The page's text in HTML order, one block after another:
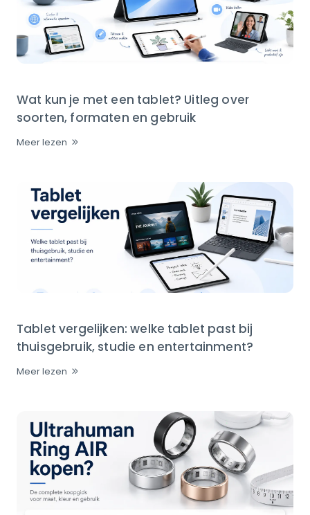
Wat kun je met een tablet? Uitleg over
soorten, formaten en gebruik
Meer lezen
Tablet vergelijken: welke tablet past bij
thuisgebruik, studie en entertainment?
Meer lezen